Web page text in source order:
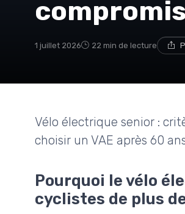
1 juillet 2026 22 min de lecture
Vélo électrique senior :
choisir un VAE après 60
Pourquoi le vélo
cyclistes de plus